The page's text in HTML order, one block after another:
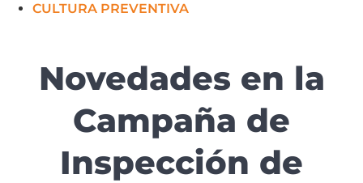
CULTURA PREVENTIVA
Novedades en la
Campaña de
Inspección de